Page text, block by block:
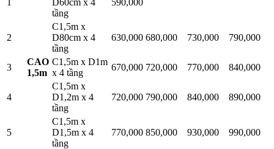
CAO
1,5m
D60cm x 4
tầng
590,000
2
C1,5m x
D80cm x 4
tầng
630,000 680,000 730,000 790,000
3
C1,5m x D1m
x 4 tầng
670,000 720,000 770,000 840,000
4
C1,5m x
D1,2m x 4
tầng
720,000 790,000 840,000 890,000
5
C1,5m x
D1,5m x 4
tầng
770,000 850,000 930,000 990,000